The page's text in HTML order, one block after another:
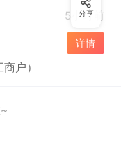
5小时前
详情
户）
分享